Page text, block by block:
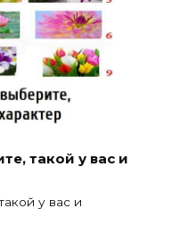
такой у вас и
у вас и